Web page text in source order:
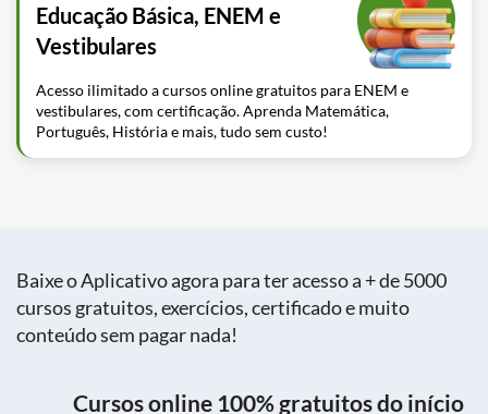
Educação Básica, ENEM e
Vestibulares
Acesso ilimitado a cursos online gratuitos para ENEM e
vestibulares, com certificação. Aprenda Matemática,
Português, História e mais, tudo sem custo!
Baixe o Aplicativo agora para ter acesso a + de 5000
cursos gratuitos, exercícios, certificado e muito
conteúdo sem pagar nada!
Cursos online 100% gratuitos do início